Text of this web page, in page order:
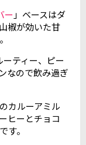
ー 」ベースはダ
椒が効いた甘
ーティー、ピー
なので飲み過ぎ
カルーアミル
ヒーとチョコ
す。